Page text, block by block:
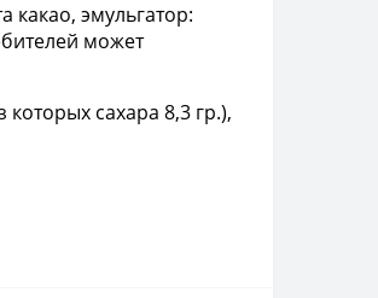
какао, эмульгатор:
может
сахара 8,3 гр.),